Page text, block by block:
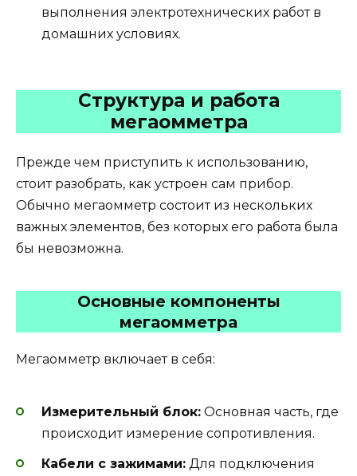
выполнения электротехнических работ в
домашних условиях.
Структура и работа
мегаомметра
Прежде чем приступить к использованию,
стоит разобрать, как устроен сам прибор.
Обычно мегаомметр состоит из нескольких
важных элементов, без которых его работа была
бы невозможна.
Основные компоненты
мегаомметра
Мегаомметр включает в себя:
Измерительный блок: Основная часть, где
происходит измерение сопротивления.
Кабели с зажимами: Для подключения